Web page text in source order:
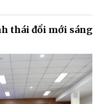
thái đổi mới sáng